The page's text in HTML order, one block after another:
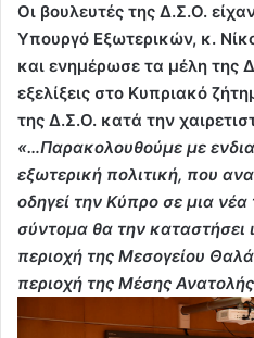
Οι βουλευτές της Δ.Σ.Ο.
Υπουργό Εξωτερικών, κ.
και ενημέρωσε τα μέλη της
εξελίξεις στο Κυπριακό
της Δ.Σ.Ο. κατά την
«…Παρακολουθούμε με
εξωτερική πολιτική, που
οδηγεί την Κύπρο σε μια
σύντομα θα την καταστήσει
περιοχή της Μεσογείου
περιοχή της Μέσης